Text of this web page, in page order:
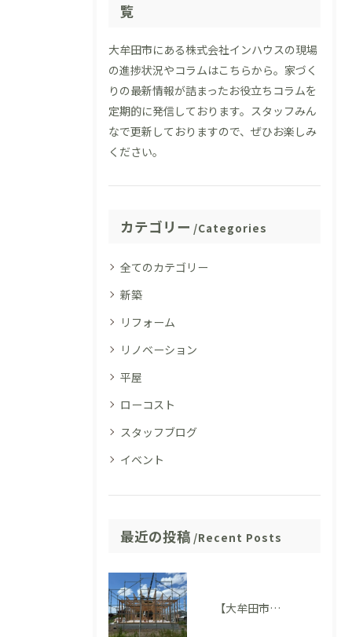
覧
大牟田市にある株式会社インハウスの現場
の進捗状況やコラムはこちらから。家づく
りの最新情報が詰まったお役立ちコラムを
定期的に発信しております。スタッフみん
なで更新しておりますので、ぜひお楽しみ
ください。
カテゴリー Categories
全てのカテゴリー
新築
リフォーム
リノベーション
平屋
ローコスト
スタッフブログ
イベント
最近の投稿 Recent Posts
【大牟田市 T様邸】上棟を迎えました！いよいよ住まいの形が見えてきました